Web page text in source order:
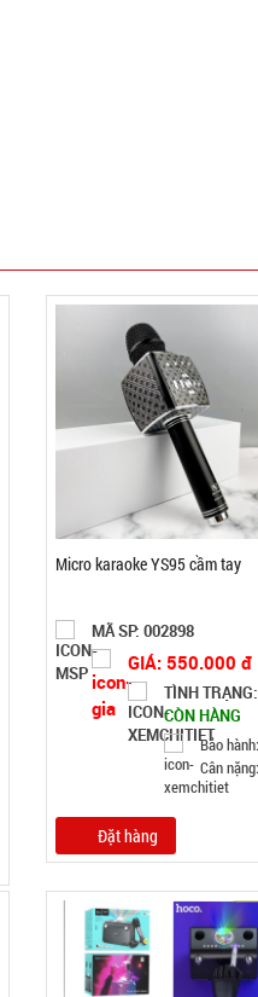
Micro karaoke YS95 cầm tay
MÃ SP: 002898
GIÁ: 550.000 đ
TÌNH TRẠNG:
CÒN HÀNG
Bảo
Cân
Đặt hàng